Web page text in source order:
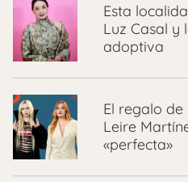
Esta
Luz Casal y
adoptiva
El regalo
Leire
«perfecta»